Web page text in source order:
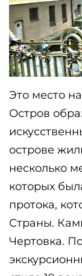
Это место
Остров
несколько
которых
протока,
Страны.
Чертовка.